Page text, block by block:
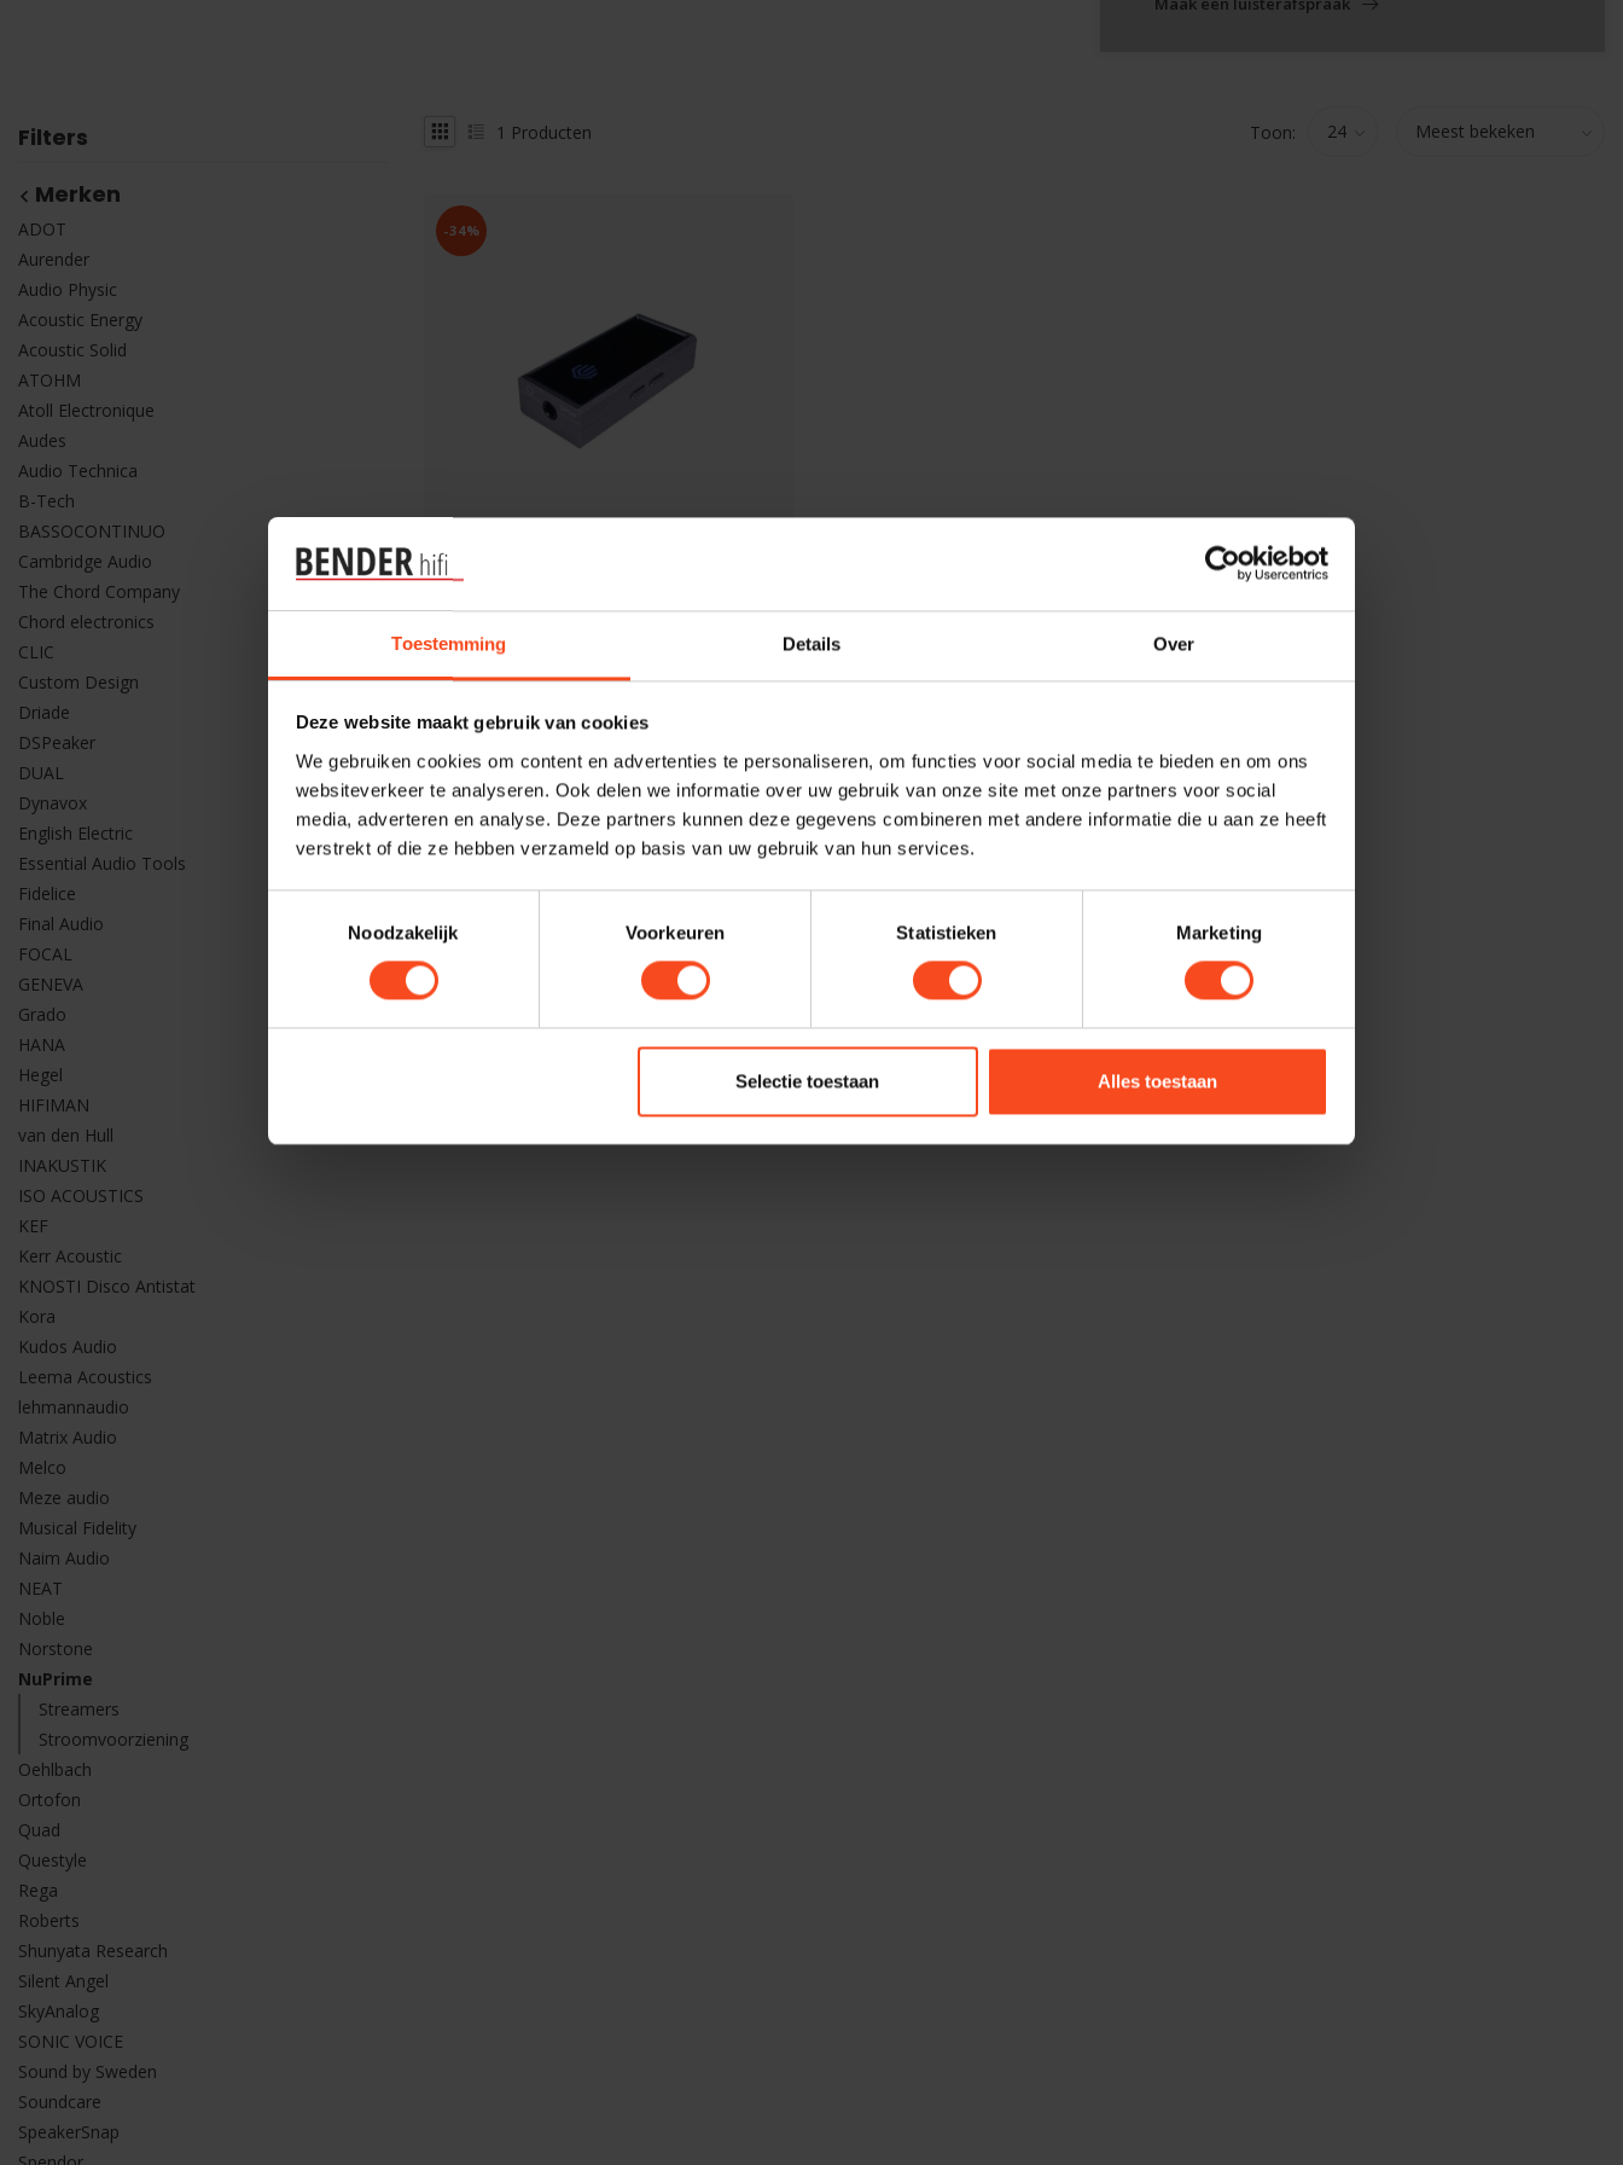
Toestemming Details Over
Deze website maakt gebruik van cookies
We gebruiken cookies om content en advertenties te personaliseren, om functies voor social media te bieden en om ons
websiteverkeer te analyseren. Ook delen we informatie over uw gebruik van onze site met onze partners voor social
media, adverteren en analyse. Deze partners kunnen deze gegevens combineren met andere informatie die u aan ze heeft
verstrekt of die ze hebben verzameld op basis van uw gebruik van hun services.
Noodzakelijk
Voorkeuren Statistieken Marketing
Selectie toestaan Alles toestaan
Filters
Merken
ADOT
Aurender
Audio Physic
Acoustic Energy
Acoustic Solid
ATOHM
Atoll Electronique
Audes
Audio Technica
B-Tech
BASSOCONTINUO
Cambridge Audio
The Chord Company
Chord electronics
CLIC
Custom Design
Driade
DSPeaker
DUAL
Dynavox
English Electric
Essential Audio Tools
Fidelice
Final Audio
FOCAL
GENEVA
Grado
HANA
Hegel
HIFIMAN
van den Hull
INAKUSTIK
ISO ACOUSTICS
KEF
Kerr Acoustic
KNOSTI Disco Antistat
Kora
Kudos Audio
Leema Acoustics
lehmannaudio
Matrix Audio
Melco
Meze audio
Musical Fidelity
Naim Audio
NEAT
Noble
Norstone
NuPrime
Streamers
Stroomvoorziening
Oehlbach
Ortofon
Quad
Questyle
Rega
Roberts
Shunyata Research
Silent Angel
SkyAnalog
SONIC VOICE
Sound by Sweden
Soundcare
SpeakerSnap
1 Producten Toon:
-34%
NuPrime
Nuprime Hi-mDAC Portable
high-resolution DAC +
headphone amp